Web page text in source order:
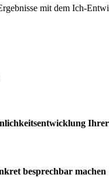
mit dem Ich-
besprechbar machen